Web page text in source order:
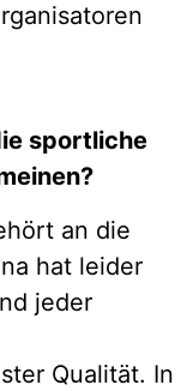
sportliche
an die
hat leider
jeder
Qualität. In